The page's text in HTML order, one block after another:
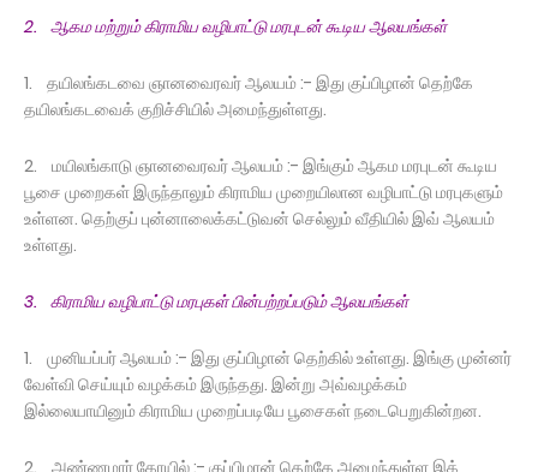
2. ஆகம மற்றும் கிராமிய வழிபாட்டு மரபுடன் கூடிய ஆலயங்கள்
1. தயிலங்கடவை ஞானவைரவர் ஆலயம் :- இது குப்பிழான் தெற்கே
தயிலங்கடவைக் குறிச்சியில் அமைந்துள்ளது.
2. மயிலங்காடு ஞானவைரவர் ஆலயம் :- இங்கும் ஆகம மரபுடன் கூடிய
பூசை முறைகள் இருந்தாலும் கிராமிய முறையிலான வழிபாட்டு மரபுகளும்
உள்ளன. தெற்குப் புன்னாலைக்கட்டுவன் செல்லும் வீதியில் இவ் ஆலயம்
உள்ளது.
3. கிராமிய வழிபாட்டு மரபுகள் பின்பற்றப்படும் ஆலயங்கள்
1. முனியப்பர் ஆலயம் :- இது குப்பிழான் தெற்கில் உள்ளது. இங்கு முன்னர்
வேள்வி செய்யும் வழக்கம் இருந்தது. இன்று அவ்வழக்கம்
இல்லையாயினும் கிராமிய முறைப்படியே பூசைகள் நடைபெறுகின்றன.
2. அண்ணமார் கோயில் :- குப்பிழான் தெற்கே அமைந்துள்ள இக்